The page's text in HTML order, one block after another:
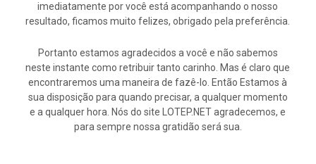
imediatamente por você está acompanhando o nosso
resultado, ficamos muito felizes, obrigado pela preferência.
Portanto estamos agradecidos a você e não sabemos
neste instante como retribuir tanto carinho. Mas é claro que
encontraremos uma maneira de fazê-lo. Então Estamos à
sua disposição para quando precisar, a qualquer momento
e a qualquer hora. Nós do site LOTEP.NET agradecemos, e
para sempre nossa gratidão será sua.